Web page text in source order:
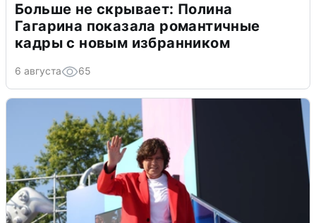
Больше не скрывает: Полина
Гагарина показала романтичные
кадры с новым избранником
6 августа 65